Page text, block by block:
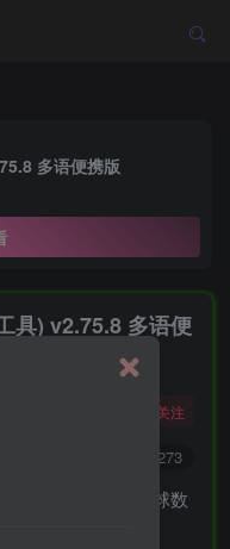
多语便携版
具) v2.75.8 多语便
关注
4273
可以让用户收听全球数